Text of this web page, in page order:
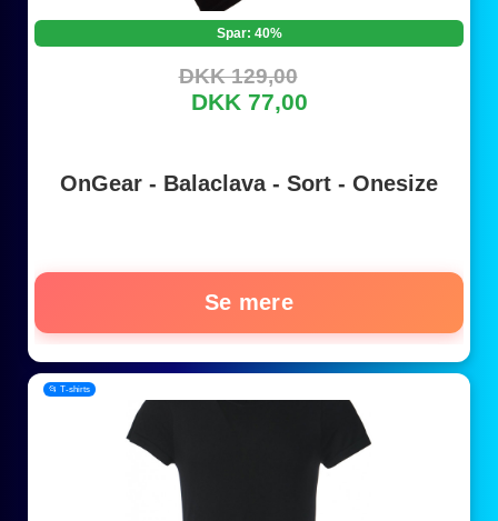
Spar: 40%
DKK 129,00
DKK 77,00
OnGear - Balaclava - Sort - Onesize
Se mere
📂 T-shirts